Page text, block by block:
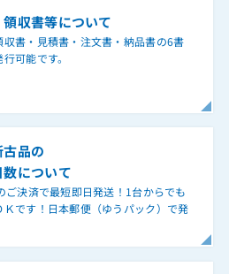
収書等について
収書・見積書・注文書・納品書の6書
可能です。
品の
について
ご決済で最短即日発送！1台からでも
Ｋです！日本郵便（ゆうパック）で発